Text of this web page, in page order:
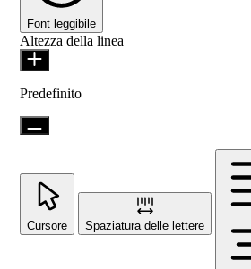
Font leggibile
Altezza della linea
Predefinito
Cursore Spaziatura delle lettere